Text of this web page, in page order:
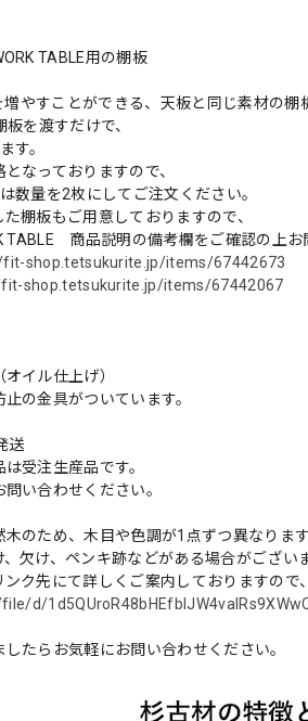
TABLE用の棚板
やすことができる、天板と同じ素材の棚
を渡すだけで、
す。
なっておりますので、
数量を2枚にしてご注文ください。
棚板もご用意しておりますので、
商品説明の備考欄をご確認の上お
shop.tetsukurite.jp/items/67442673
shop.tetsukurite.jp/items/67442067
イル仕上げ）
具がついています。
送
生産品です。
わせください。
のため、木目や色調が1点ずつ異なりま
欠け、ペンキ跡などがある場合がござ
ク先にて詳しくご案内しておりますので
d/
たらお気軽にお問い合わせください。